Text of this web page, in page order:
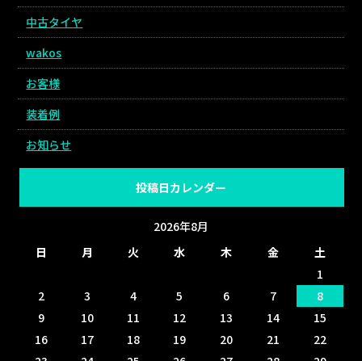
中古タイヤ
wakos
お客様
装着例
お知らせ
投稿日カレンダー
2026年8月
日
月 火 水 木 金
土
1
2
3 4 5 6 7
8
9
10 11 12 13 14
15
16
17 18 19 20 21
22